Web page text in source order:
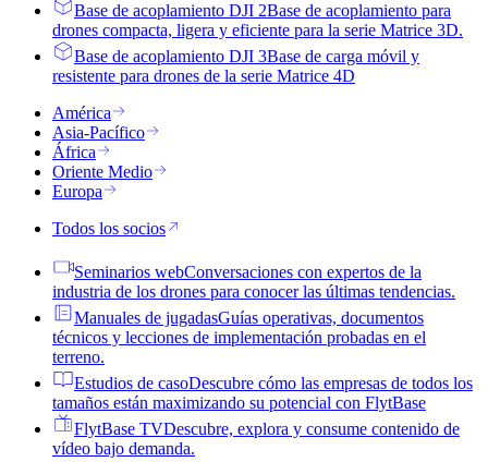
Base de acoplamiento DJI 2Base de acoplamiento para
drones compacta, ligera y eficiente para la serie Matrice 3D.
Base de acoplamiento DJI 3Base de carga móvil y
resistente para drones de la serie Matrice 4D
América
Asia-Pacífico
África
Oriente Medio
Europa
Todos los socios
Seminarios webConversaciones con expertos de la
industria de los drones para conocer las últimas tendencias.
Manuales de jugadasGuías operativas, documentos
técnicos y lecciones de implementación probadas en el
terreno.
Estudios de casoDescubre cómo las empresas de todos los
tamaños están maximizando su potencial con FlytBase
FlytBase TVDescubre, explora y consume contenido de
vídeo bajo demanda.